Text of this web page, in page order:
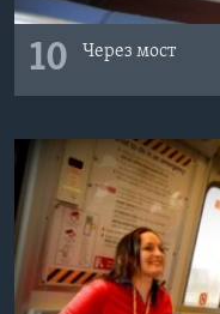
10 Через мост